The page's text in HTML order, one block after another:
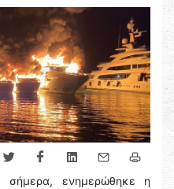
σήμερα, ενημερώθηκε η